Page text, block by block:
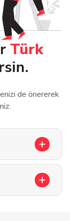
Türk
de önererek